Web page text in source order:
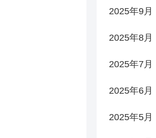
2025年9月
2025年8月
2025年7月
2025年6月
2025年5月